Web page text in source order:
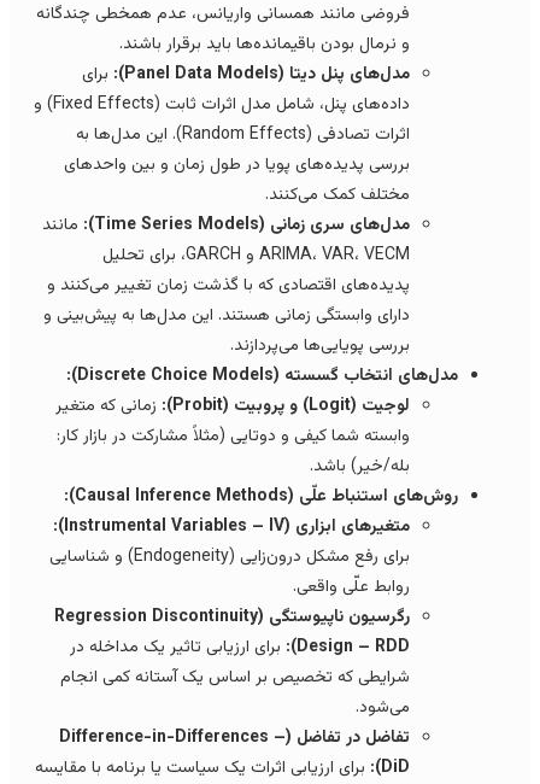
فروضی مانند همسانی واریانس، عدم همخطی چندگانه
و نرمال بودن باقیمانده‌ها باید برقرار باشند.
مدل‌های پنل دیتا (Panel Data Models):
برای
داده‌های پنل، شامل مدل اثرات ثابت (Fixed Effects) و
اثرات تصادفی (Random Effects). این مدل‌ها به
بررسی پدیده‌های پویا در طول زمان و بین واحدهای
مختلف کمک می‌کنند.
مدل‌های سری زمانی (Time Series Models):
مانند
ARIMA، VAR، VECM و GARCH، برای تحلیل
پدیده‌های اقتصادی که با گذشت زمان تغییر می‌کنند و
دارای وابستگی زمانی هستند. این مدل‌ها به پیش‌بینی و
بررسی پویایی‌ها می‌پردازند.
مدل‌های انتخاب گسسته (Discrete Choice Models):
لوجیت (Logit) و پروبیت (Probit):
زمانی که متغیر
وابسته شما کیفی و دوتایی (مثلاً مشارکت در بازار کار:
بله/خیر) باشد.
روش‌های استنباط علّی (Causal Inference Methods):
متغیرهای ابزاری (Instrumental Variables – IV):
برای رفع مشکل درون‌زایی (Endogeneity) و شناسایی
روابط علّی واقعی.
رگرسیون ناپیوستگی (Regression Discontinuity
Design – RDD): برای ارزیابی تاثیر یک مداخله در
شرایطی که تخصیص بر اساس یک آستانه کمی انجام
می‌شود.
تفاضل در تفاضل (Difference-in-Differences –
برای ارزیابی اثرات یک سیاست یا برنامه با مقایسه